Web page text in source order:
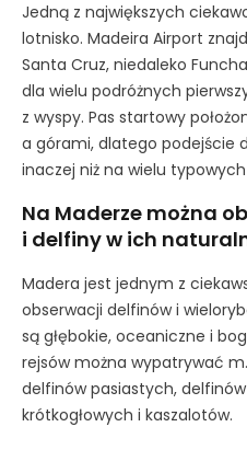
Jedną z największych
lotnisko. Madeira Airport
Santa Cruz, niedaleko
dla wielu podróżnych
z wyspy. Pas startowy
a górami, dlatego podejście
inaczej niż na wielu
Na Maderze można
i delfiny w ich
Madera jest jednym z
obserwacji delfinów i
są głębokie, oceaniczne i
rejsów można wypatrywać
delfinów pasiastych,
krótkogłowych i kaszalotów.